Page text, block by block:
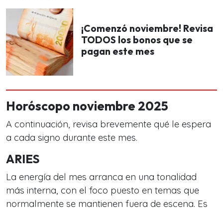
¡Comenzó noviembre! Revisa
TODOS los bonos que se
pagan este mes
Horóscopo noviembre 2025
A continuación, revisa brevemente qué le espera
a cada signo durante este mes.
ARIES
La energía del mes arranca en una tonalidad
más interna, con el foco puesto en temas que
normalmente se mantienen fuera de escena. Es